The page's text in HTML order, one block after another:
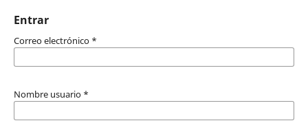
Entrar
Correo electrónico *
Nombre usuario *